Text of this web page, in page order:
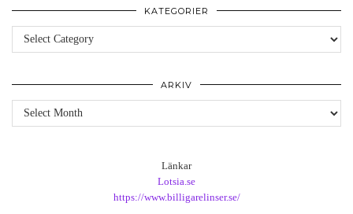
KATEGORIER
Kategorier
ARKIV
Arkiv
Länkar
Lotsia.se
https://www.billigarelinser.se/